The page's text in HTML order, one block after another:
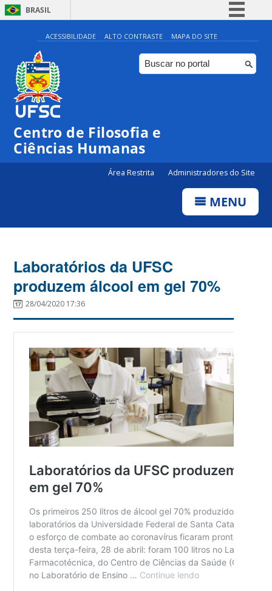
BRASIL
Simplifique!
Comunica BR
Participe
ACESSIBILIDADE ALTO CONTRASTE MAPA DO SITE
Centro de Filosofia e
Ciências Humanas
Área Restrita Administradores do Site
MENU
Laboratórios da UFSC
produzem álcool em gel 70%
28/04/2020 17:36